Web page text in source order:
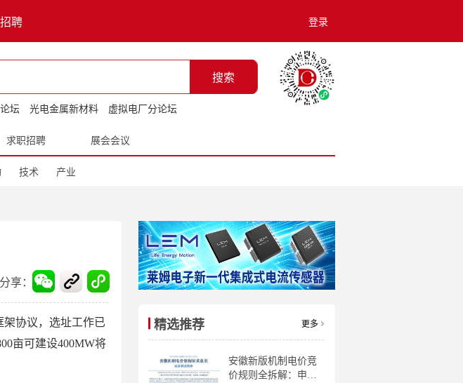
招聘 登录
搜索
坛 光电金属新材料 虚拟电厂分论坛
求职招聘 展会会议
技术 产业
分享：
架协议，选址工作已
亩可建设400MW将
精选推荐 更多
安徽新版机制电价竞
价规则全拆解：申报